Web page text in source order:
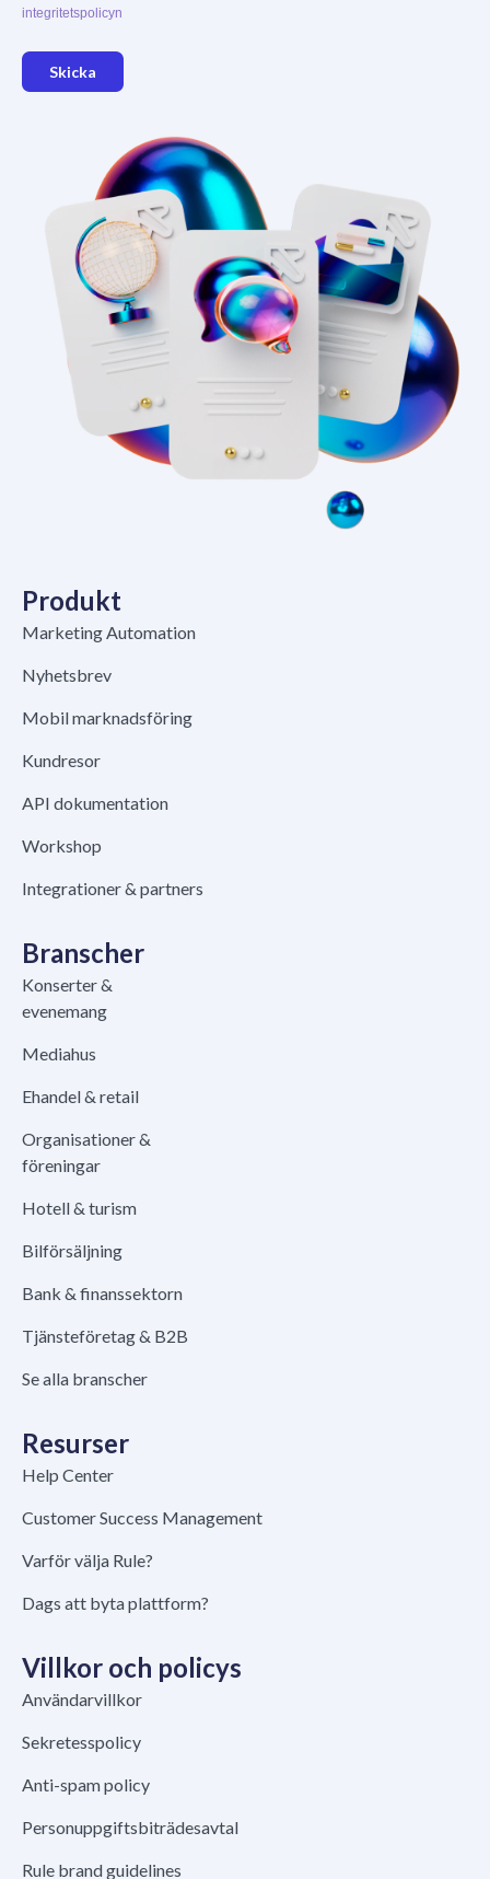
integritetspolicyn
Skicka
Produkt
Marketing Automation
Nyhetsbrev
Mobil marknadsföring
Kundresor
API dokumentation
Workshop
Integrationer & partners
Branscher
Konserter &
evenemang
Mediahus
Ehandel & retail
Organisationer &
föreningar
Hotell & turism
Bilförsäljning
Bank & finanssektorn
Tjänsteföretag & B2B
Se alla branscher
Resurser
Help Center
Customer Success Management
Varför välja Rule?
Dags att byta plattform?
Villkor och policys
Användarvillkor
Sekretesspolicy
Anti-spam policy
Personuppgiftsbiträdesavtal
Rule brand guidelines